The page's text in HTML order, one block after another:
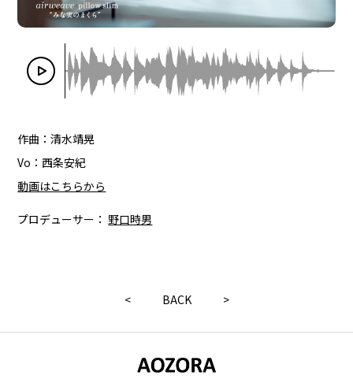
作曲：清水靖晃
Vo：西条安紀
動画はこちらから
プロデューサー： 野口時男
< BACK >